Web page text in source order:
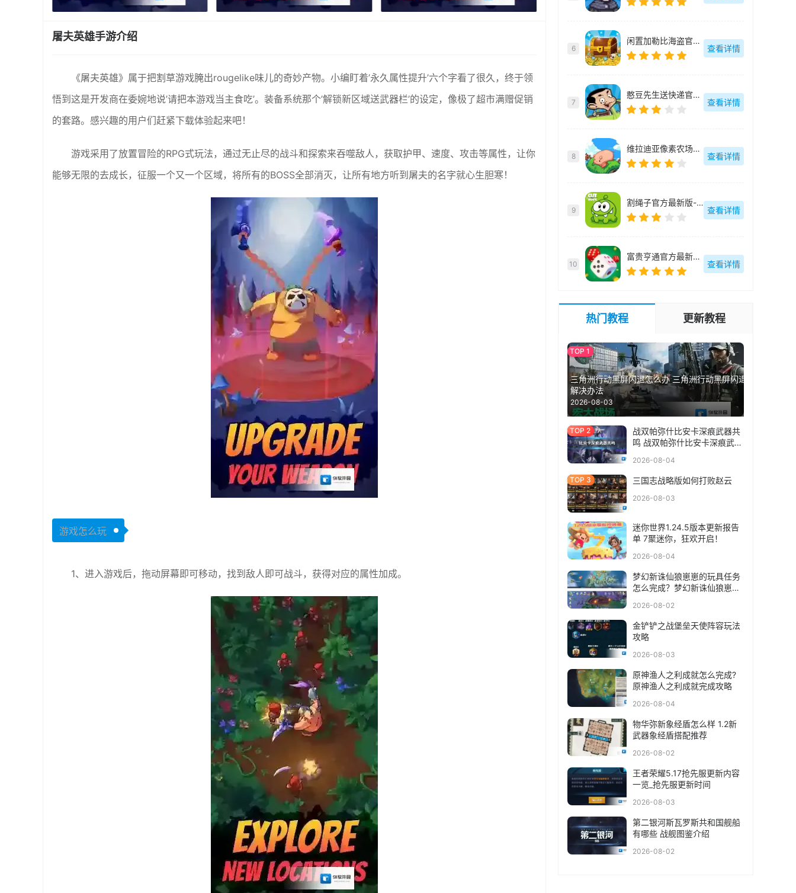
屠夫英雄手游介绍
《屠夫英雄》属于把割草游戏腌出rougelike味儿的奇妙产物。小编盯着’永久属性提升’六个字看了很久，终于领
悟到这是开发商在委婉地说’请把本游戏当主食吃’。装备系统那个’解锁新区域送武器栏’的设定，像极了超市满赠促销
的套路。感兴趣的用户们赶紧下载体验起来吧！
游戏采用了放置冒险的RPG式玩法，通过无止尽的战斗和探索来吞噬敌人，获取护甲、速度、攻击等属性，让你
能够无限的去成长，征服一个又一个区域，将所有的BOSS全部消灭，让所有地方听到屠夫的名字就心生胆寒！
游戏怎么玩
1、进入游戏后，拖动屏幕即可移动，找到敌人即可战斗，获得对应的属性加成。
6
闲置加勒比海盗官方最新版-v1.0.1.5
查看详情
7
憨豆先生送快递官方最新版-v2.1.0.8
查看详情
8
维拉迪亚像素农场官方最新版-v1.36
查看详情
9
割绳子官方最新版-v3.74.0
查看详情
10
富贵亨通官方最新版-v1.0.2
查看详情
热门教程 更新教程
三角洲行动黑屏闪退怎么办 三角洲行动黑屏闪退
解决办法
2026-08-03
战双帕弥什比安卡深痕武器共
鸣 战双帕弥什比安卡深痕武器
2026-08-04
三国志战略版如何打败赵云
2026-08-03
迷你世界1.24.5版本更新报告
单 7聚迷你，狂欢开启！
2026-08-04
梦幻新诛仙狼崽崽的玩具任务
怎么完成？梦幻新诛仙狼崽崽
2026-08-02
金铲铲之战堡垒天使阵容玩法
攻略
2026-08-03
原神渔人之利成就怎么完成?
原神渔人之利成就完成攻略
2026-08-04
物华弥新象经盾怎么样 1.2新
武器象经盾搭配推荐
2026-08-02
王者荣耀5.17抢先服更新内容
一览_抢先服更新时间
2026-08-03
第二银河斯瓦罗斯共和国舰船
有哪些 战舰图鉴介绍
2026-08-02